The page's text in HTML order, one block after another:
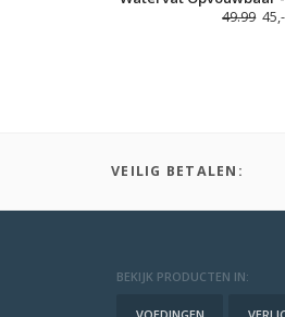
49.9945,-
VEILIG BETALEN:
BEKIJK PRODUCTEN IN:
VOEDINGEN